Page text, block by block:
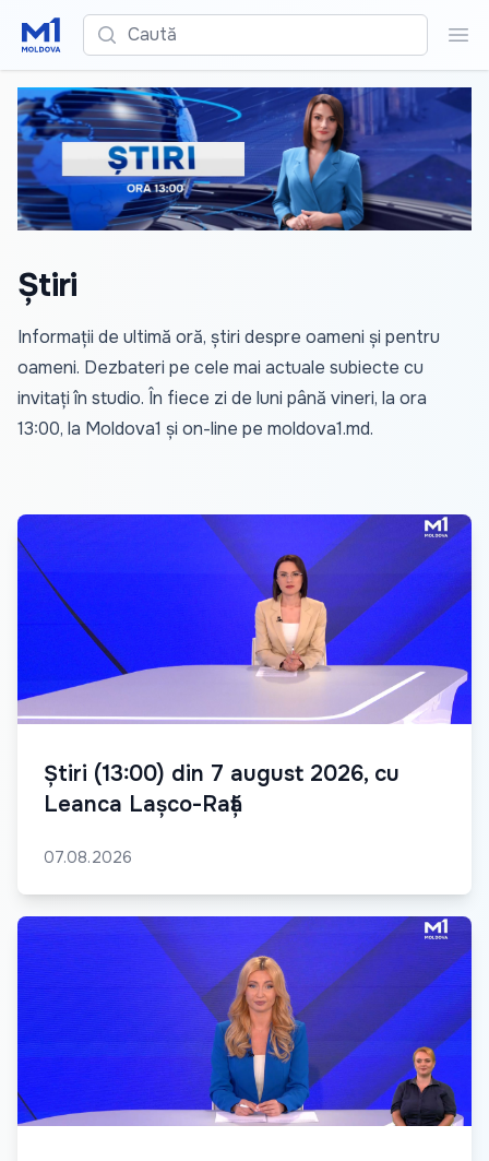
Caută
Știri
Informații de ultimă oră, știri despre oameni și pentru
oameni. Dezbateri pe cele mai actuale subiecte cu
invitați în studio. În fiece zi de luni până vineri, la ora
13:00, la Moldova1 și on-line pe moldova1.md.
Știri (13:00) din 7 august 2026, cu
Leanca Lașco-Rață
07.08.2026